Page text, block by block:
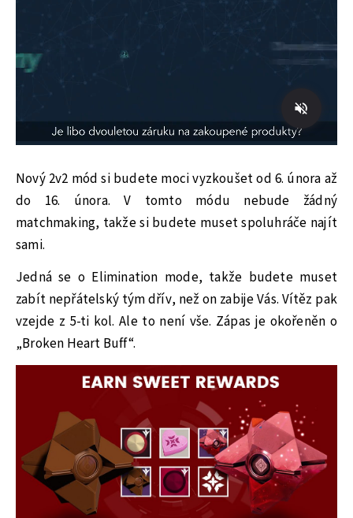
Nový 2v2 mód si budete moci vyzkoušet od 6. února až
do 16. února. V tomto módu nebude žádný
matchmaking, takže si budete muset spoluhráče najít
sami.
Jedná se o Elimination mode, takže budete muset
zabít nepřátelský tým dřív, než on zabije Vás. Vítěz pak
vzejde z 5-ti kol. Ale to není vše. Zápas je okořeněn o
„Broken Heart Buff“.